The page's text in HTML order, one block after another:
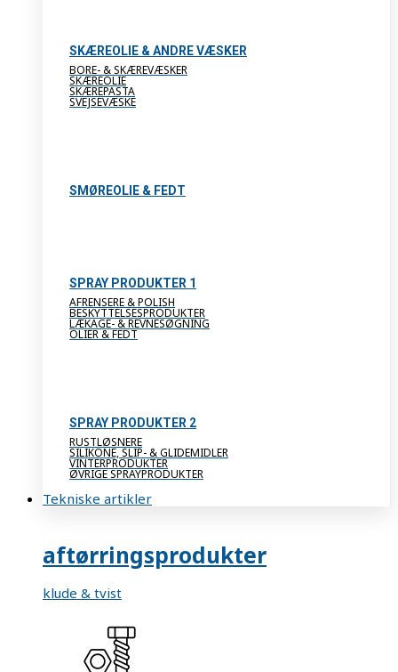
SKÆREOLIE & ANDRE VÆSKER
BORE- & SKÆREVÆSKER
SKÆREOLIE
SKÆREPASTA
SVEJSEVÆSKE
SMØREOLIE & FEDT
SPRAY PRODUKTER 1
AFRENSERE & POLISH
BESKYTTELSESPRODUKTER
LÆKAGE- & REVNESØGNING
OLIER & FEDT
SPRAY PRODUKTER 2
RUSTLØSNERE
SILIKONE, SLIP- & GLIDEMIDLER
VINTERPRODUKTER
ØVRIGE SPRAYPRODUKTER
Tekniske artikler
aftørringsprodukter
klude & tvist